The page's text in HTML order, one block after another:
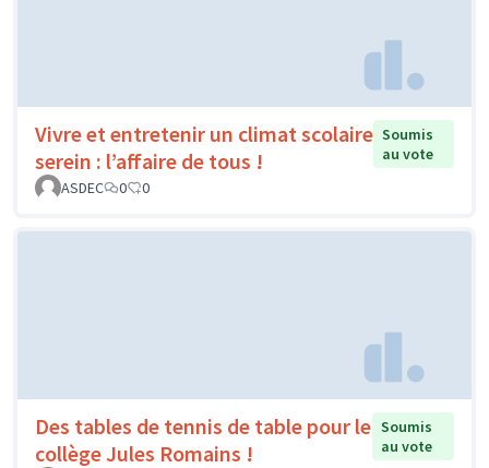
Vivre et entretenir un climat scolaire
serein : l’affaire de tous !
Soumis
au vote
ASDEC
0 0
Des tables de tennis de table pour le
collège Jules Romains !
Soumis
au vote